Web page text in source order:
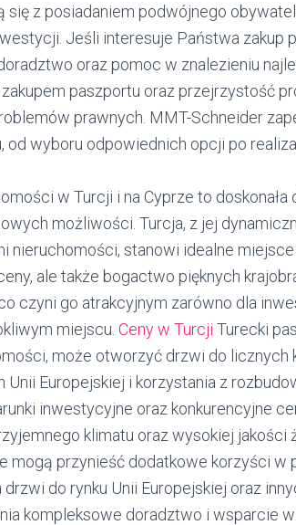
się z posiadaniem podwójnego
Jeśli interesuje Państwa zakup
oraz pomoc w znalezieniu
paszportu oraz przejrzystość
prawnych. MMT-Schneider
od wyboru odpowiednich opcji po
w Turcji i na Cyprze to doskonała
możliwości. Turcja, z jej
nieruchomości, stanowi idealne
ale także bogactwo pięknych
czyni go atrakcyjnym zarówno dla
miejscu. Ceny w Turcji Turecki
może otworzyć drzwi do licznych
Unii Europejskiej i korzystania z
inwestycyjne oraz konkurencyjne
klimatu oraz wysokiej
mogą przynieść dodatkowe korzyści
do rynku Unii Europejskiej oraz
kompleksowe doradztwo i wsparcie